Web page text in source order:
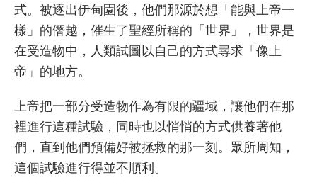
式。被逐出伊甸園後，他們那源於想「能與上帝一
樣」的僭越，催生了聖經所稱的「世界」，世界是
在受造物中，人類試圖以自己的方式尋求「像上
帝」的地方。
上帝把一部分受造物作為有限的疆域，讓他們在那
裡進行這種試驗，同時也以悄悄的方式供養著他
們，直到他們預備好被拯救的那一刻。眾所周知，
這個試驗進行得並不順利。